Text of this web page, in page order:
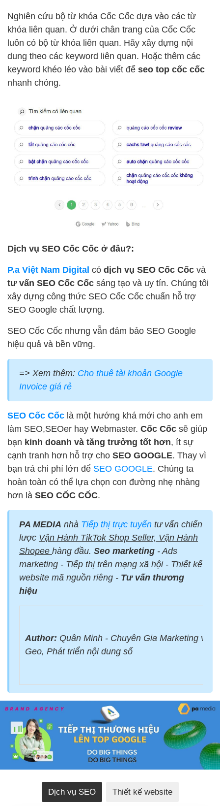
Nghiên cứu bộ từ khóa Cốc Cốc dựa vào các từ
khóa liên quan. Ở dưới chân trang của Cốc Cốc
luôn có bộ từ khóa liên quan. Hãy xây dựng nội
dung theo các keyword liên quan. Hoặc thêm các
keyword khéo léo vào bài viết để seo top cốc cốc
nhanh chóng.
Dịch vụ SEO Cốc Cốc ở đâu?:
P.a Việt Nam Digital có dịch vụ SEO Cốc Cốc và
tư vấn SEO Cốc Cốc sáng tạo và uy tín. Chúng tôi
xây dựng công thức SEO Cốc Cốc chuẩn hỗ trợ
SEO Google chất lượng.
SEO Cốc Cốc nhưng vẫn đảm bảo SEO Google
hiệu quả và bền vững.
=> Xem thêm: Cho thuê tài khoản Google
Invoice giá rẻ
SEO Cốc Cốc là một hướng khá mới cho anh em
làm SEO,SEOer hay Webmaster. Cốc Cốc sẽ giúp
bạn kinh doanh và tăng trưởng tốt hơn, ít sự
cạnh tranh hơn hỗ trợ cho SEO GOOGLE. Thay vì
bạn trả chi phí lớn để SEO GOOGLE. Chúng ta
hoàn toàn có thể lựa chọn con đường nhẹ nhàng
hơn là SEO CỐC CỐC.
PA MEDIA nhà Tiếp thị trực tuyến tư vấn chiến
lược Vận Hành TikTok Shop Seller, Vận Hành
Shopee hàng đầu. Seo marketing - Ads
marketing - Tiếp thị trên mạng xã hội - Thiết kế
website mã nguồn riêng - Tư vấn thương
hiệu
Author: Quân Minh - Chuyên Gia Marketing với
Geo, Phát triển nội dung số
Dịch vụ SEO Thiết kế website